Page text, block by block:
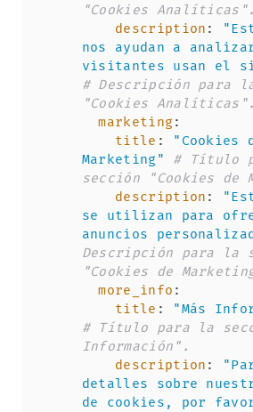
"Cookies Analíticas".
description :
nos ayudan a
visitantes usan el
# Descripción para
"Cookies Analíticas".
marketing :
title :
"Cookies
Marketing"
# Título
sección "Cookies de
description :
se utilizan para
anuncios
Descripción para la
"Cookies de
more_info :
title :
"Más
# Título para la
Información".
description :
detalles sobre
de cookies, por